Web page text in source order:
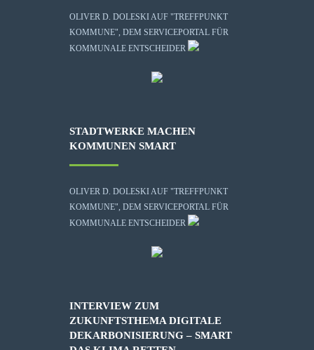
OLIVER D. DOLESKI AUF "TREFFPUNKT
KOMMUNE", DEM SERVICEPORTAL FÜR
KOMMUNALE ENTSCHEIDER
STADTWERKE MACHEN
KOMMUNEN SMART
OLIVER D. DOLESKI AUF "TREFFPUNKT
KOMMUNE", DEM SERVICEPORTAL FÜR
KOMMUNALE ENTSCHEIDER
INTERVIEW ZUM
ZUKUNFTSTHEMA DIGITALE
DEKARBONISIERUNG – SMART